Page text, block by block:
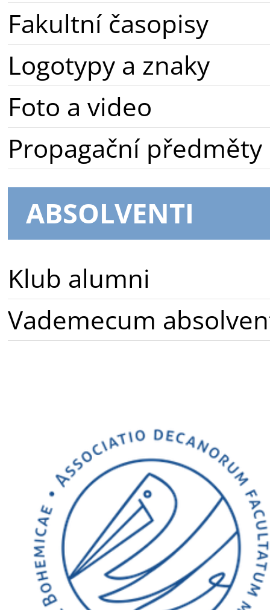
Fakultní časopisy
Logotypy a znaky
Foto a video
Propagační předměty
ABSOLVENTI
Klub alumni
Vademecum